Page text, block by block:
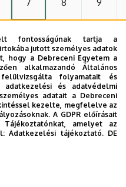
7 8 9
14 15 16
21 22 23
28 29 30
fontosságúnak tartja a
jutott személyes adatok
hogy a Debreceni Egyetem a
alkalmazandó Általános
folyamatait és
és adatvédelmi
adatait a Debreceni
kezelte, megfelelve az
A GDPR előírásait
amelyet az
Adatkezelési tájékoztató. DE